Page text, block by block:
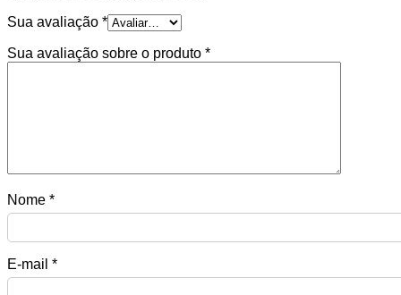
Sua avaliação *
Sua avaliação sobre o produto *
Nome *
E-mail *